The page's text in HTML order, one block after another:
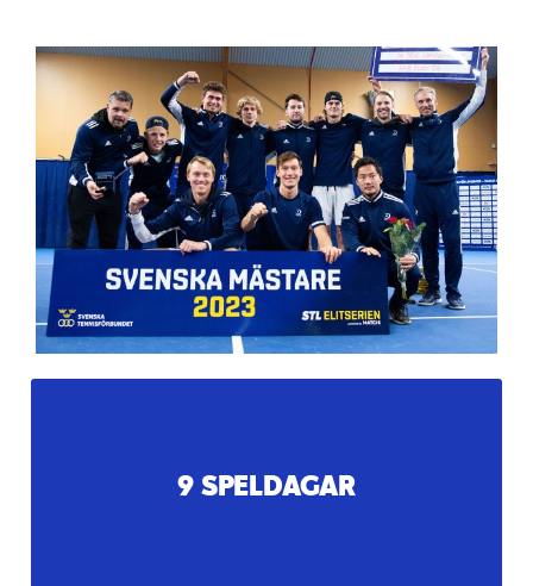
9 SPELDAGAR
följt av Slutspelet, med semifinaler och finaler. Varje
lagmatch avgörs i tre singlar och en dubbel, jämfört